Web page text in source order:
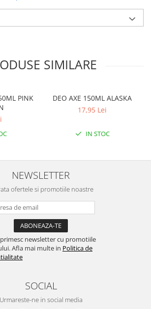
SIMILARE
PINK
DEO AXE 150ML ALASKA
17,95 Lei
IN STOC
NEWSLETTER
ofertele si promotiile noastre
newsletter cu promotiile
Afla mai multe in Politica de
SOCIAL
Urmareste-ne in social media